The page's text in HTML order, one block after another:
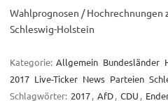
Wahlprognosen / Hochrechnungen
Schleswig-Holstein
Kategorie: Allgemein Bundesländer
2017 Live-Ticker News Parteien
Schlagwörter: 2017, AfD, CDU ,